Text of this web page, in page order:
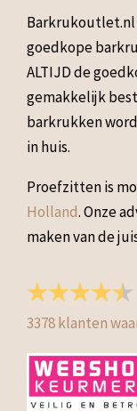
Barkrukoutlet.nl
goedkope
ALTIJD de
gemakkelijk
barkrukken
in huis.
Proefzitten is
Holland. Onze
maken van de
3378klanten